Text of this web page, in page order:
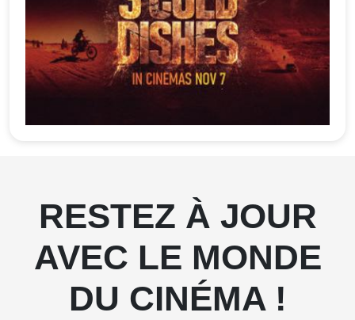
RESTEZ À JOUR
AVEC LE MONDE
DU CINÉMA !